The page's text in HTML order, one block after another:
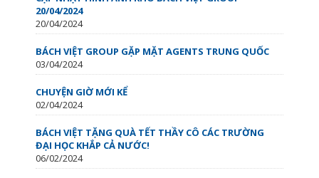
20/04/2024
20/04/2024
BÁCH VIỆT GROUP GẶP MẶT AGENTS TRUNG QUỐC
03/04/2024
CHUYỆN GIỜ MỚI KỂ
02/04/2024
BÁCH VIỆT TẶNG QUÀ TẾT THẦY CÔ CÁC TRƯỜNG
ĐẠI HỌC KHẮP CẢ NƯỚC!
06/02/2024